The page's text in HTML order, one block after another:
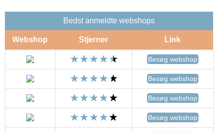
Bedst anmeldte webshops
Webshop Stjerner Link
Besøg webshop
Besøg webshop
Besøg webshop
Besøg webshop